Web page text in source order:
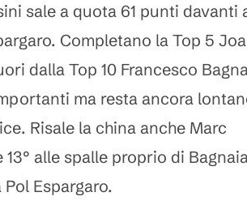
sale a quota 61 punti davanti
Completano la Top 5
dalla Top 10 Francesco
ma resta ancora
Risale la china anche Marc
alle spalle proprio di
Espargaro.